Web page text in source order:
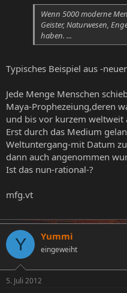
Wenn 5000 moderne
Geister, Naturwesen,
haben. ...
Typisches Beispiel aus -
Jede Menge Menschen
Maya-Prophezeiung,deren
und bis vor kurzem weltweit
Erst durch das Medium
Weltuntergang-mit Datum
dann auch angenommen
Ist das nun-rational-?
mfg.vt
Y Yummi
eingeweiht
5. Juli 2012